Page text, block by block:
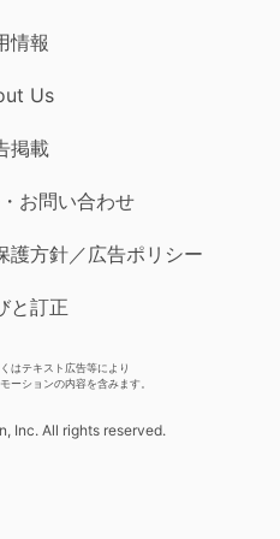
情報
Us
掲載
お問い合わせ
護方針／広告ポリシー
と訂正
はテキスト広告等により
ーションの内容を含みます。
Inc. All rights reserved.